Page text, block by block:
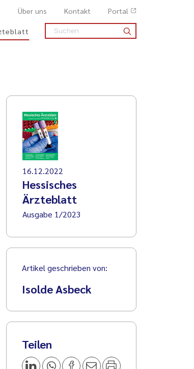
Über uns Kontakt Portal
16.12.2022
Hessisches
Ärzteblatt
Ausgabe 1/2023
Artikel geschrieben von:
Isolde Asbeck
Teilen